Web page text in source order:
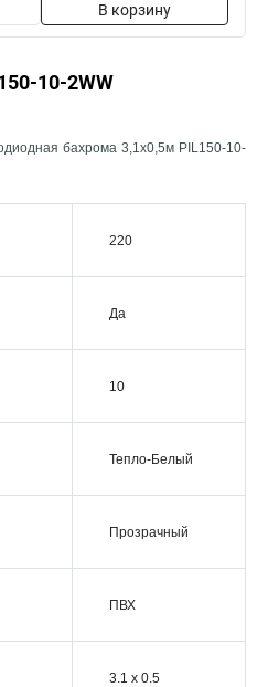
В корзину
10-2WW
бахрома 3,1x0,5м PIL150-10-
220
Да
10
Тепло-Белый
Прозрачный
ПВХ
3.1 x 0.5